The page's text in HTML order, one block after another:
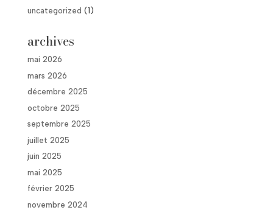
uncategorized (1)
archives
mai 2026
mars 2026
décembre 2025
octobre 2025
septembre 2025
juillet 2025
juin 2025
mai 2025
février 2025
novembre 2024